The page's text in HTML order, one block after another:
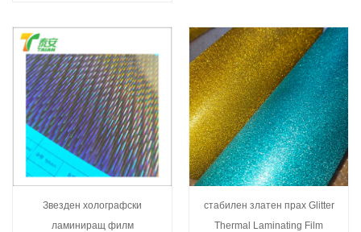
Звезден холографски
ламиниращ филм
стабилен златен прах Glitter
Thermal Laminating Film